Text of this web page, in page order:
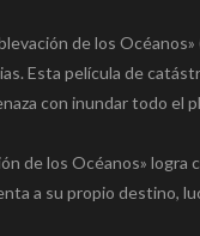
de los
Esta película de
con inundar todo el
de los Océanos»
a su propio destino,